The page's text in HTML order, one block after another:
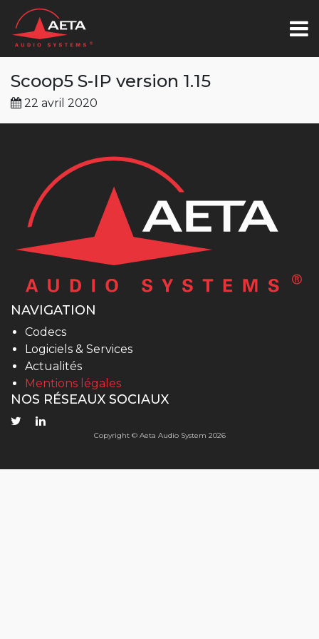
Scoop5 S-IP version 1.15
22 avril 2020
NAVIGATION
Codecs
Logiciels & Services
Actualités
Mentions légales
NOS RÉSEAUX SOCIAUX
Copyright © Aeta Audio System 2026